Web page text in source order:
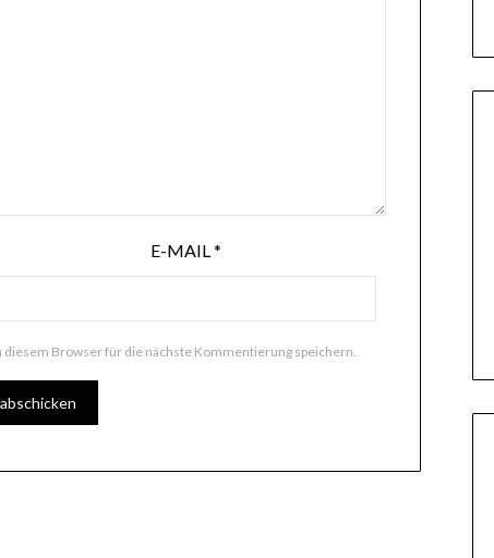
E-MAIL*
Browser für die nächste Kommentierung speichern.